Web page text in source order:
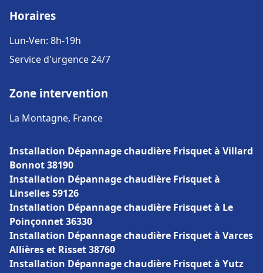
Horaires
Lun-Ven: 8h-19h
Service d'urgence 24/7
Zone intervention
La Montagne, France
Installation Dépannage chaudière Frisquet à Villard
Bonnot 38190
Installation Dépannage chaudière Frisquet à
Linselles 59126
Installation Dépannage chaudière Frisquet à Le
Poinçonnet 36330
Installation Dépannage chaudière Frisquet à Varces
Allières et Risset 38760
Installation Dépannage chaudière Frisquet à Yutz